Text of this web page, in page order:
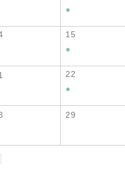
●
15
●
22
●
29